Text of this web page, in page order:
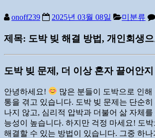
onoff239 2025년 03월 08일 미분류
제목: 도박 빚 해결 방법, 개인회생
도박 빚 문제, 더 이상 혼자 끌어안
안녕하세요!
많은 분들이 도박으로 인해
통을 겪고 있습니다. 도박 빚 문제는 단순
나지 않고, 심리적 압박과 더불어 삶 자체
능성이 높습니다. 하지만 걱정 마세요! 도박
해결할 수 있는 방법이 있습니다. 그중 하나